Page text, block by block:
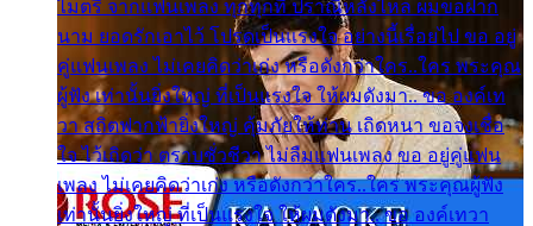
ไมตรี จากแฟนเพลง ทุกทุกที่ ปราณีหลั่งไหล ผมขอฝาก
นาม ยอดรักเอาไว้ โปรดเป็นแรงใจ อย่างนี้เรื่อยไป ขอ อยู่
คู่แฟนเพลง ไม่เคยคิดว่าเก่ง หรือดังกว่าใคร..ใคร พระคุณ
ผู้ฟัง เท่านั้นยิ่งใหญ่ ที่เป็นแรงใจ ให้ผมดังมา.. ขอ องค์เท
วา สถิตฟากฟ้ายิ่งใหญ่ คุ้มภัยให้ท่าน เถิดหนา ขอจงเชื่อ
ใจ ไว้เถิดว่า ตราบชั่วชีวา ไม่ลืมแฟนเพลง ขอ อยู่คู่แฟน
เพลง ไม่เคยคิดว่าเก่ง หรือดังกว่าใคร..ใคร พระคุณผู้ฟัง
เท่านั้นยิ่งใหญ่ ที่เป็นแรงใจ ให้ผมดังมา.. ขอ องค์เทวา